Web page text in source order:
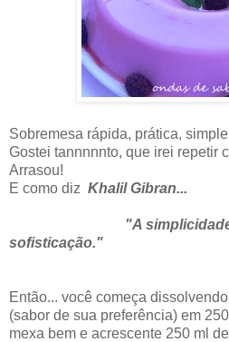
Sobremesa rápida, prática,
Gostei tannnnnto, que irei repetir
Arrasou!
E como diz Khalil Gibran...
"A simplicidade é o
sofisticação."
Então... você começa
(sabor de sua preferência) em
mexa bem e acrescente 250 ml